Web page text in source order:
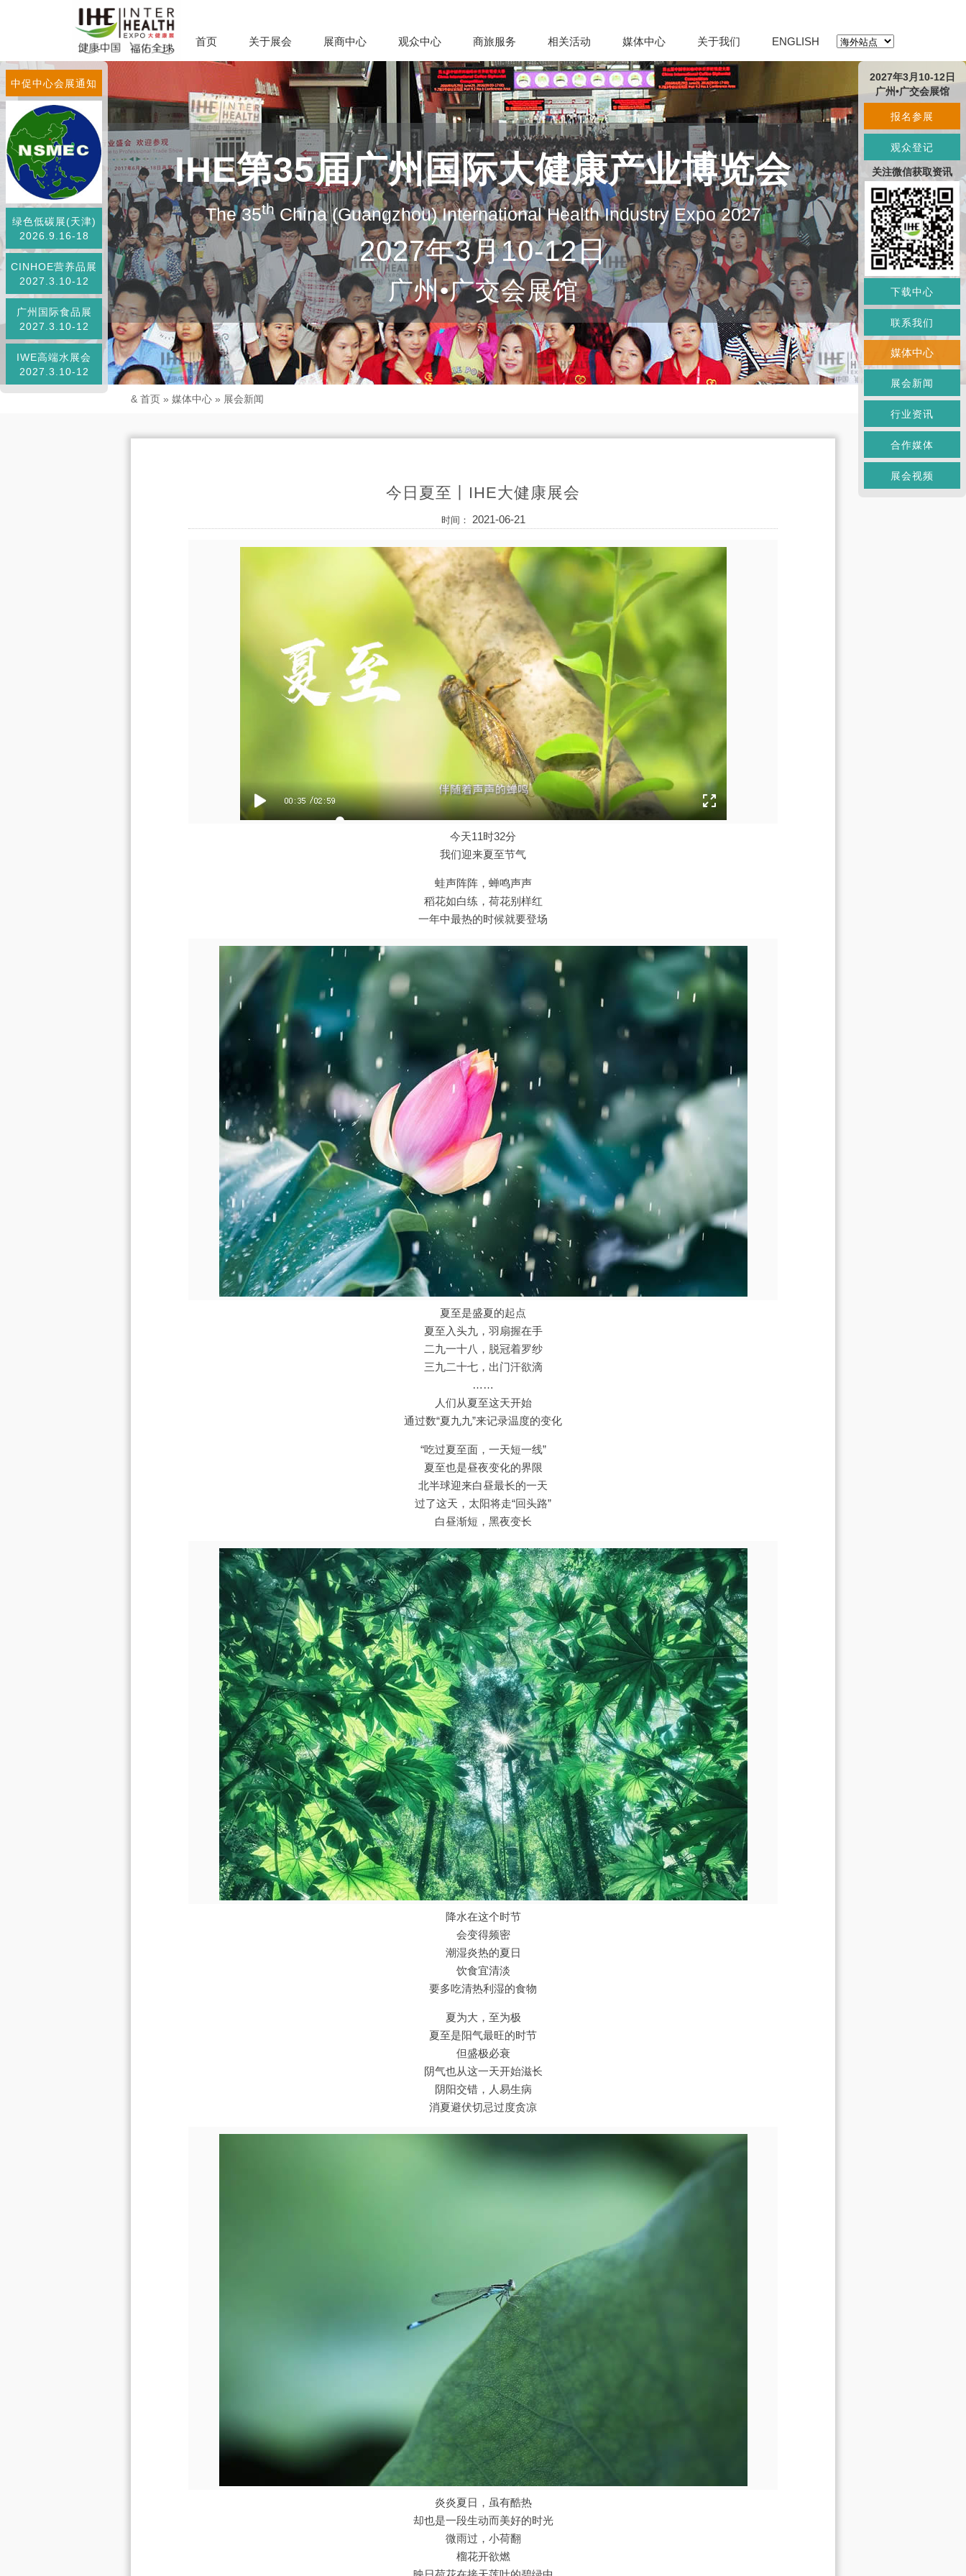
首页 关于展会 展商中心 观众中心 商旅服务 相关活动 媒体中心 关于我们 ENGLISH
IHE第35届广州国际大健康产业博览会
The 35thChina (Guangzhou) International Health Industry Expo 2027
2027年3月10-12日
广州•广交会展馆
中促中心会展通知
绿色低碳展(天津)
2026.9.16-18
CINHOE营养品展
2027.3.10-12
广州国际食品展
2027.3.10-12
IWE高端水展会
2027.3.10-12
& 首页 » 媒体中心 » 展会新闻
今日夏至丨IHE大健康展会
时间： 2021-06-21
今天11时32分
我们迎来夏至节气
蛙声阵阵，蝉鸣声声
稻花如白练，荷花别样红
一年中最热的时候就要登场
夏至是盛夏的起点
夏至入头九，羽扇握在手
二九一十八，脱冠着罗纱
三九二十七，出门汗欲滴
……
人们从夏至这天开始
通过数“夏九九”来记录温度的变化
“吃过夏至面，一天短一线”
夏至也是昼夜变化的界限
北半球迎来白昼最长的一天
过了这天，太阳将走“回头路”
白昼渐短，黑夜变长
降水在这个时节
会变得频密
潮湿炎热的夏日
饮食宜清淡
要多吃清热利湿的食物
夏为大，至为极
夏至是阳气最旺的时节
但盛极必衰
阴气也从这一天开始滋长
阴阳交错，人易生病
消夏避伏切忌过度贪凉
炎炎夏日，虽有酷热
却也是一段生动而美好的时光
微雨过，小荷翻
榴花开欲燃
2027年3月10-12日
广州•广交会展馆
报名参展
观众登记
关注微信获取资讯
下载中心
联系我们
媒体中心
展会新闻
行业资讯
合作媒体
展会视频